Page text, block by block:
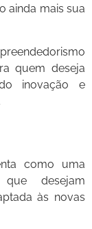
ainda mais sua
quem deseja
inovação e
como uma
desejam
às novas